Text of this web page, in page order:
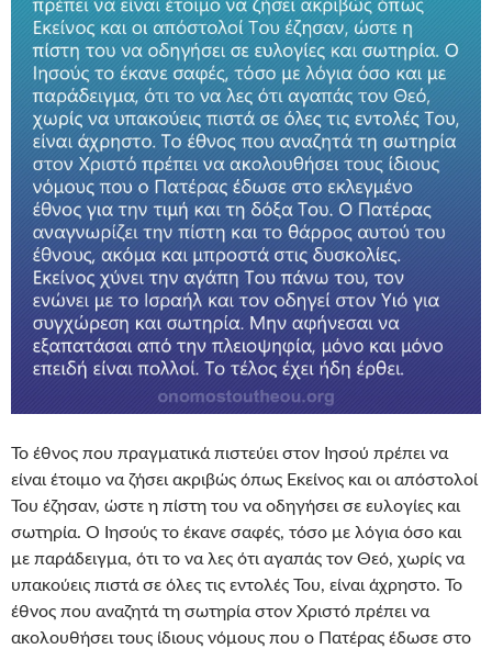
Το έθνος που πραγματικά πιστεύει στον Ιησού πρέπει να
είναι έτοιμο να ζήσει ακριβώς όπως Εκείνος και οι απόστολοί
Του έζησαν, ώστε η πίστη του να οδηγήσει σε ευλογίες και
σωτηρία. Ο Ιησούς το έκανε σαφές, τόσο με λόγια όσο και
με παράδειγμα, ότι το να λες ότι αγαπάς τον Θεό, χωρίς να
υπακούεις πιστά σε όλες τις εντολές Του, είναι άχρηστο. Το
έθνος που αναζητά τη σωτηρία στον Χριστό πρέπει να
ακολουθήσει τους ίδιους νόμους που ο Πατέρας έδωσε στο